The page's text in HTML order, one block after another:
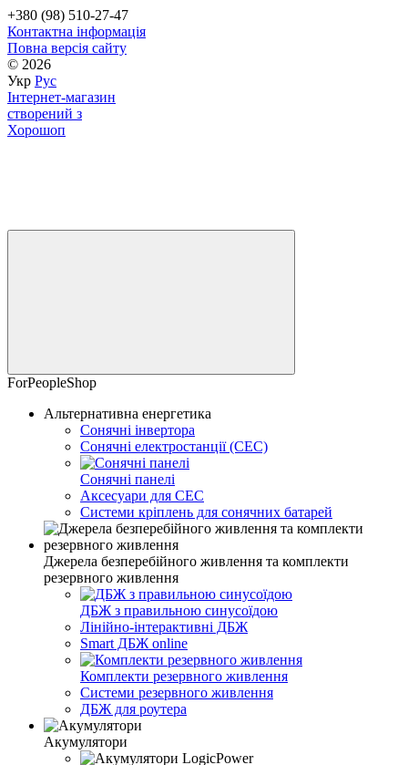
+380 (98) 510-27-47
Контактна інформація
Повна версія сайту
© 2026
Укр Рус
Інтернет-магазин
створений з
Хорошоп
ForPeopleShop
Альтернативна енергетика
Сонячні інвертора
Сонячні електростанції (СЕС)
Сонячні панелі
Аксесуари для СЕС
Системи кріплень для сонячних батарей
Джерела безперебійного живлення та комплекти
резервного живлення
ДБЖ з правильною синусоїдою
Лінійно-інтерактивні ДБЖ
Smart ДБЖ online
Комплекти резервного живлення
Системи резервного живлення
ДБЖ для роутера
Акумулятори